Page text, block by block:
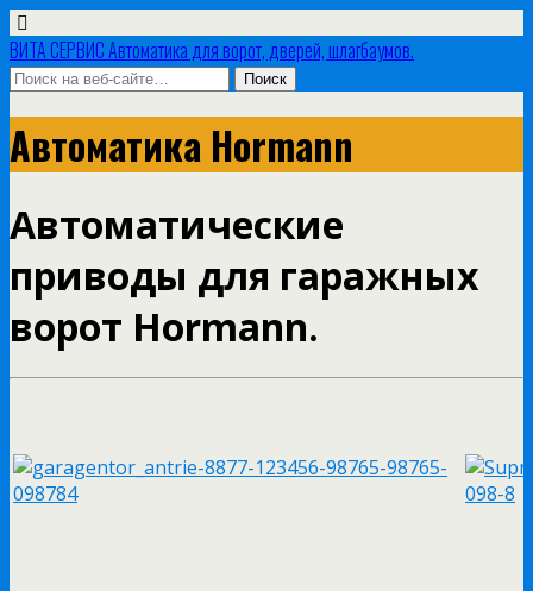
ВИТА СЕРВИС Автоматика для ворот, дверей, шлагбаумов.
Автоматика Hormann
Автоматические
приводы для гаражных
ворот Hormann.